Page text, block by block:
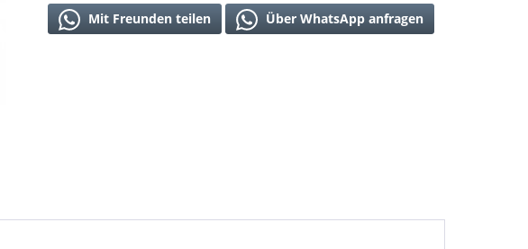
Mit Freunden teilen Über WhatsApp anfragen